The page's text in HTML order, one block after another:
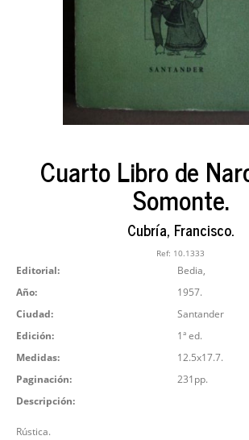
Cuarto Libro de
Somonte.
Cubría, Francisco.
Ref: 10.1333
Editorial:
Bedia,
Año:
1957.
Ciudad:
Santander
Edición:
1ª ed.
Medidas:
12.5x17.7.
Paginación:
231pp.
Descripción:
Rústica.